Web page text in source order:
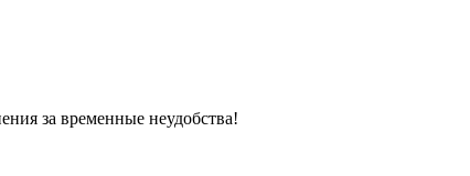
за временные неудобства!